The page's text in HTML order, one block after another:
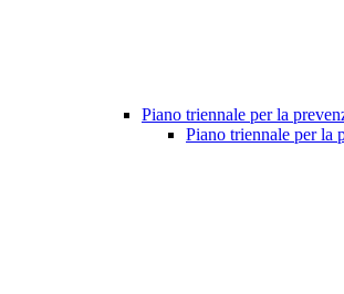
Piano triennale per la
Piano triennale per la